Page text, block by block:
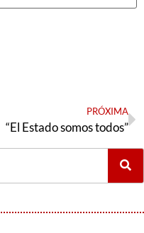
PRÓXIMA
“El Estado somos todos”